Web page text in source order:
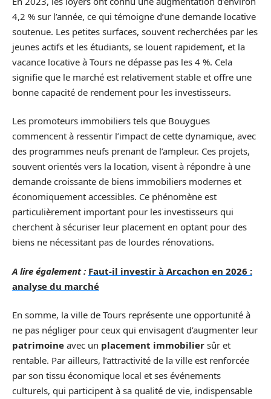
4,2 % sur l’année, ce qui témoigne d’une demande locative
soutenue. Les petites surfaces, souvent recherchées par les
jeunes actifs et les étudiants, se louent rapidement, et la
vacance locative à Tours ne dépasse pas les 4 %. Cela
signifie que le marché est relativement stable et offre une
bonne capacité de rendement pour les investisseurs.
Les promoteurs immobiliers tels que Bouygues
commencent à ressentir l’impact de cette dynamique, avec
des programmes neufs prenant de l’ampleur. Ces projets,
souvent orientés vers la location, visent à répondre à une
demande croissante de biens immobiliers modernes et
économiquement accessibles. Ce phénomène est
particulièrement important pour les investisseurs qui
cherchent à sécuriser leur placement en optant pour des
biens ne nécessitant pas de lourdes rénovations.
A lire également : Faut-il investir à Arcachon en 2026 :
analyse du marché
En somme, la ville de Tours représente une opportunité à
ne pas négliger pour ceux qui envisagent d’augmenter leur
patrimoine avec un placement immobilier sûr et
rentable. Par ailleurs, l’attractivité de la ville est renforcée
par son tissu économique local et ses événements
culturels, qui participent à sa qualité de vie, indispensable